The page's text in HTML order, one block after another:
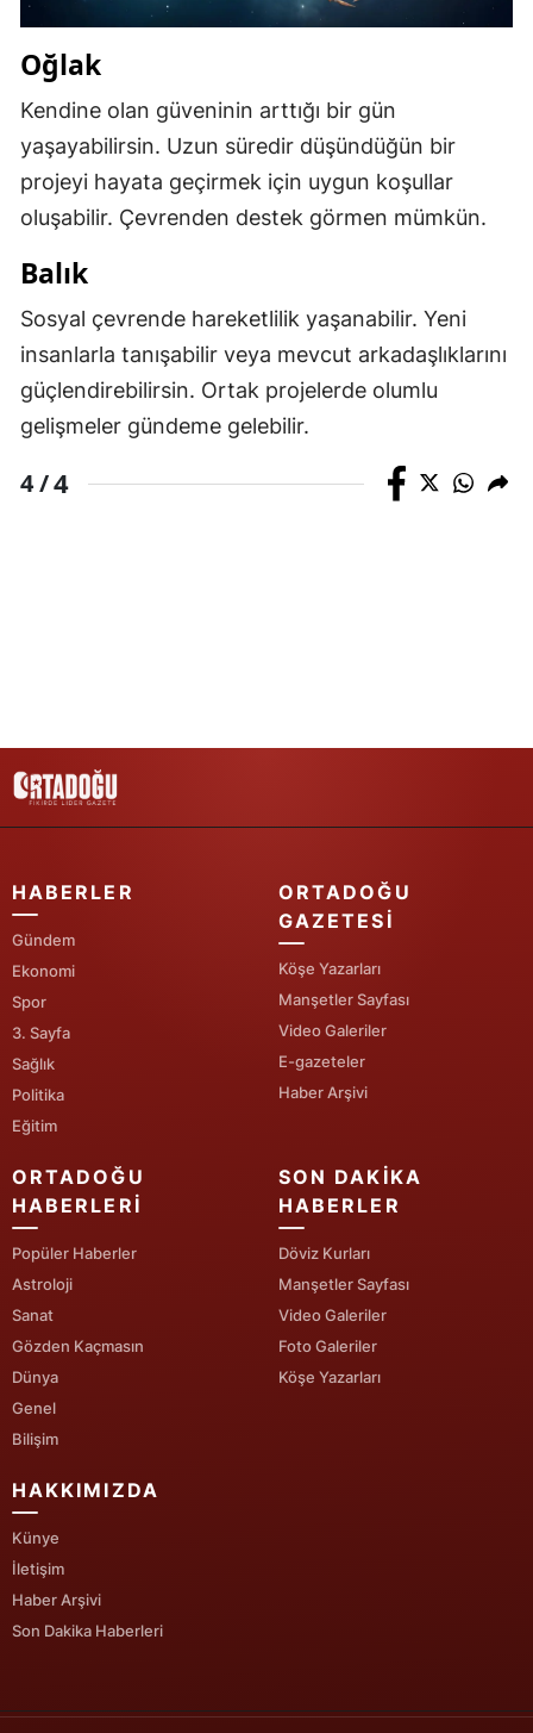
Oğlak
Kendine olan güveninin arttığı bir gün
yaşayabilirsin. Uzun süredir düşündüğün bir
projeyi hayata geçirmek için uygun koşullar
oluşabilir. Çevrenden destek görmen mümkün.
Balık
Sosyal çevrende hareketlilik yaşanabilir. Yeni
insanlarla tanışabilir veya mevcut arkadaşlıklarını
güçlendirebilirsin. Ortak projelerde olumlu
gelişmeler gündeme gelebilir.
4 /4
HABERLER
Gündem
Ekonomi
Spor
3. Sayfa
Sağlık
Politika
Eğitim
ORTADOĞU
GAZETESI
Köşe Yazarları
Manşetler Sayfası
Video Galeriler
E-gazeteler
Haber Arşivi
ORTADOĞU
HABERLERI
Popüler Haberler
Astroloji
Sanat
Gözden Kaçmasın
Dünya
Genel
Bilişim
SON DAKIKA
HABERLER
Döviz Kurları
Manşetler Sayfası
Video Galeriler
Foto Galeriler
Köşe Yazarları
HAKKIMIZDA
Künye
İletişim
Haber Arşivi
Son Dakika Haberleri